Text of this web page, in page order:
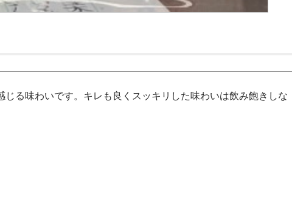
る味わいです。キレも良くスッキリした味わいは飲み飽きしな